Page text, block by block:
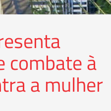
combate à
a mulher